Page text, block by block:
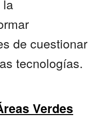
la
de cuestionar
tecnologías.
Verdes